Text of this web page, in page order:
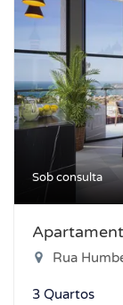
Sob consulta
Rua
3 Quartos